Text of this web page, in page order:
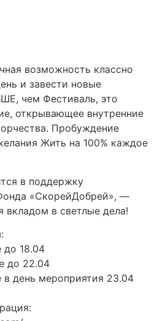
возможность классно
и завести новые
чем Фестиваль, это
открывающее внутренние
Пробуждение
Жить на 100% каждое
в поддержку
«СкорейДобрей», —
вкладом в светлые дела!
18.04
до 22.04
день мероприятия 23.04